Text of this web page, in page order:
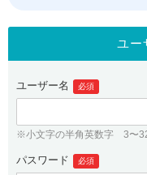
.jpドメインオークション
gTLDオークション
.jpドメインバックオーダー
プレミアムドメイン
人気ドメインの種類
紹介制度
バリュードメインAPI
ドメイン・ホスティングOEM
従来のバリ
ユー
ユーザー名 必須
※小文字の半角英数字 3〜
パスワード 必須